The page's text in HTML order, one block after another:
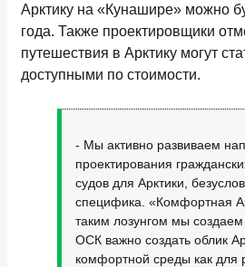
Арктику на «Кунашире» можно
года. Также проектировщики
путешествия в Арктику могут
доступными по стоимости.
- Мы активно развиваем
проектирования
судов для Арктики,
специфика. «Комфортная
таким лозунгом мы создаем
ОСК важно создать облик
комфортной среды как для